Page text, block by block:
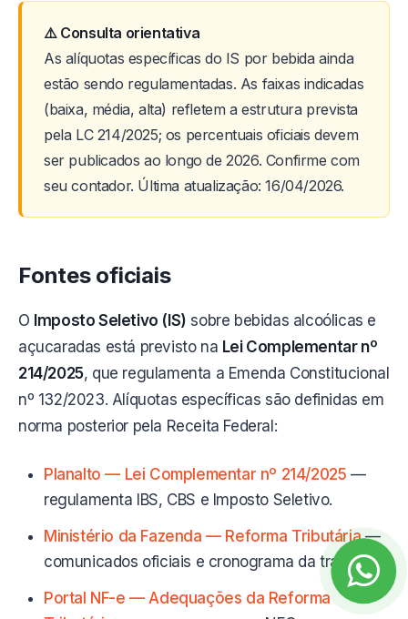
⚠️ Consulta orientativa
As alíquotas específicas do IS por bebida ainda
estão sendo regulamentadas. As faixas indicadas
(baixa, média, alta) refletem a estrutura prevista
pela LC 214/2025; os percentuais oficiais devem
ser publicados ao longo de 2026. Confirme com
seu contador. Última atualização: 16/04/2026.
Fontes oficiais
O Imposto Seletivo (IS) sobre bebidas alcoólicas e
açucaradas está previsto na Lei Complementar nº
214/2025, que regulamenta a Emenda Constitucional
nº 132/2023. Alíquotas específicas são definidas em
norma posterior pela Receita Federal:
Planalto — Lei Complementar nº 214/2025 —
regulamenta IBS, CBS e Imposto Seletivo.
Ministério da Fazenda — Reforma Tributária—
comunicados oficiais e cronograma da transição.
Portal NF-e — Adequações da Reforma